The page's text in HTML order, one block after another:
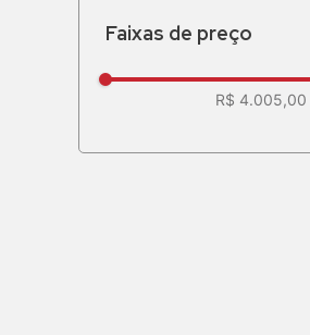
Faixas de preço
R$ 4.005,00